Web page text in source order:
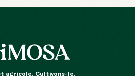
agricole. Cultivons-le.